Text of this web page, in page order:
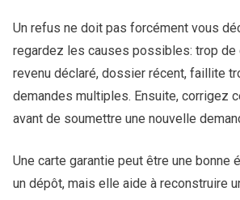
Un refus ne doit pas forcément vous
regardez les causes possibles: trop
revenu déclaré, dossier récent, faillite
demandes multiples. Ensuite, corrigez
avant de soumettre une nouvelle
Une carte garantie peut être une bonne
un dépôt, mais elle aide à reconstruire